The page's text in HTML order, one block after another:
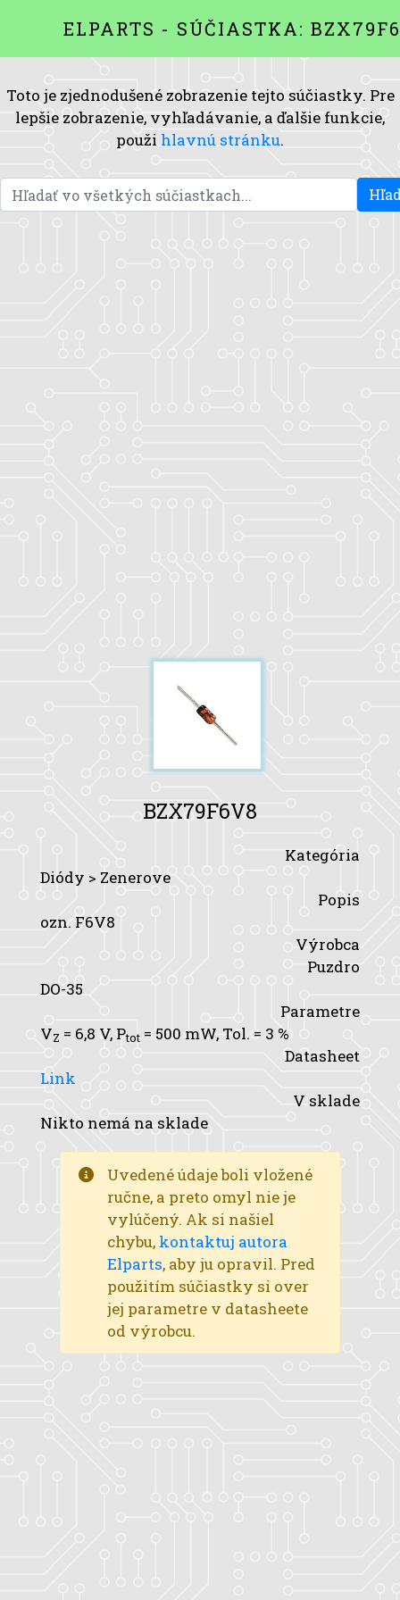
ELPARTS - SÚČIASTKA:
Toto je zjednodušené zobrazenie tejto súčiastky. Pre
lepšie zobrazenie, vyhľadávanie, a ďalšie funkcie,
použi hlavnú stránku.
BZX79F6V8
Kategória
Diódy > Zenerove
Popis
ozn. F6V8
Výrobca
Puzdro
DO-35
Parametre
VZ = 6,8 V, Ptot = 500 mW, Tol. = 3 %
Datasheet
Link
V sklade
Nikto nemá na sklade
Uvedené údaje boli vložené
ručne, a preto omyl nie je
vylúčený. Ak si našiel
chybu, kontaktuj autora
Elparts, aby ju opravil. Pred
použitím súčiastky si over
jej parametre v datasheete
od výrobcu.